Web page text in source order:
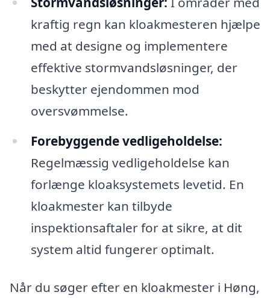
kraftig regn kan kloakmesteren hjælpe
med at designe og implementere
effektive stormvandsløsninger, der
beskytter ejendommen mod
oversvømmelse.
Forebyggende vedligeholdelse:
Regelmæssig vedligeholdelse kan
forlænge kloaksystemets levetid. En
kloakmester kan tilbyde
inspektionsaftaler for at sikre, at dit
system altid fungerer optimalt.
Når du søger efter en kloakmester i Høng,